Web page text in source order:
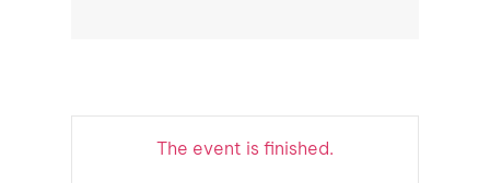
The event is finished.